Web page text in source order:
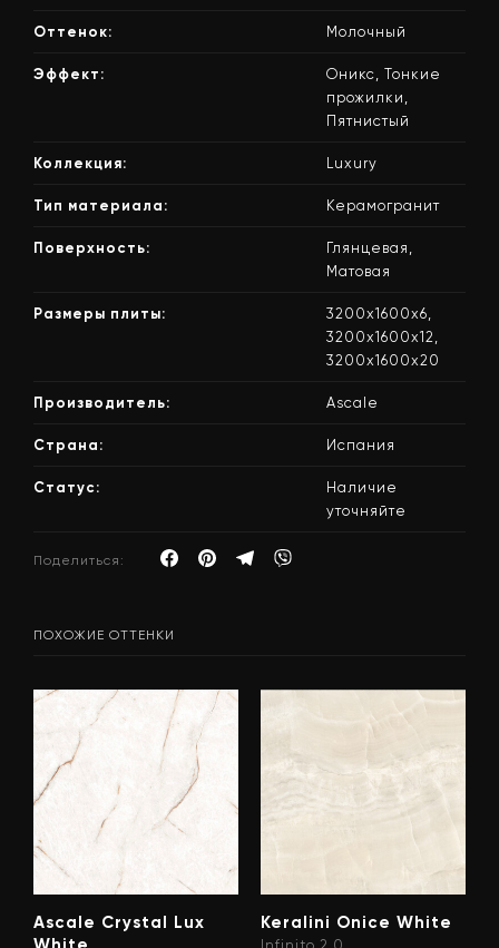
35 360 грн.
Цена за плиту
Оттенок: Молочный
Эффект:
Оникс, Тонкие
прожилки,
Пятнистый
Коллекция: Luxury
Тип материала: Керамогранит
Поверхность:
Глянцевая,
Матовая
Размеры плиты:
3200х1600х6,
3200х1600х12,
3200х1600х20
Производитель: Ascale
Страна: Испания
Статус:
Наличие
уточняйте
Поделиться:
ПОХОЖИЕ ОТТЕНКИ
Ascale Crystal Lux
Keralini Onice White